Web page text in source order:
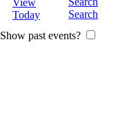
Today
Search
Show past events?